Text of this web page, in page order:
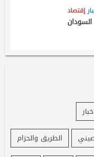
إقتصاد
الطريق والحزام